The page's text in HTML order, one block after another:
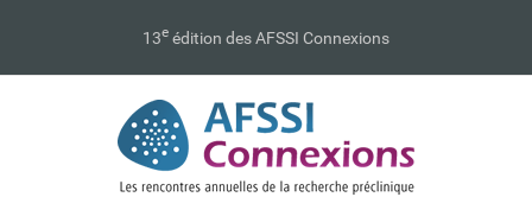
13e édition des AFSSI Connexions